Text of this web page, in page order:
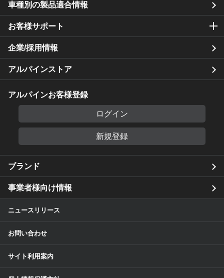
車種別の製品適合情報
お客様サポート
企業/採用情報
アルパインストア
アルパインお客様登録
ログイン
新規登録
ブランド
事業者様向け情報
ニュースリリース
お問い合わせ
サイト利用案内